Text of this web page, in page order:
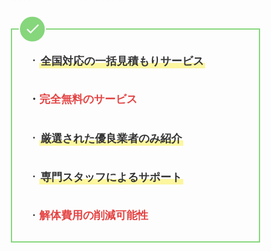
・ 全国対応の一括見積もりサービス
・ 完全無料のサービス
・ 厳選された優良業者のみ紹介
・ 専門スタッフによるサポート
・ 解体費用の削減可能性